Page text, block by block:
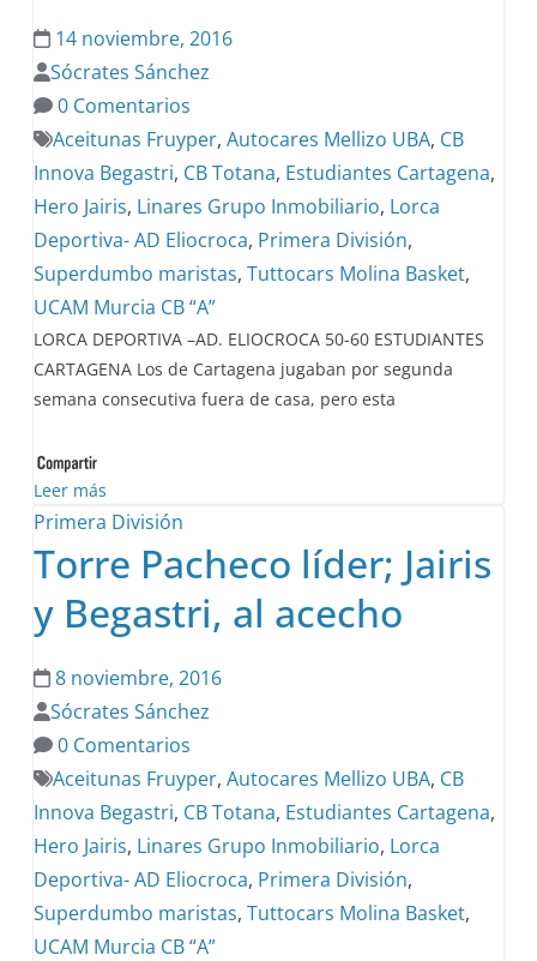
14 noviembre, 2016
Sócrates Sánchez
0 Comentarios
Aceitunas Fruyper,Autocares Mellizo UBA, CB
Innova Begastri, CB Totana, Estudiantes Cartagena,
Hero Jairis, Linares Grupo Inmobiliario, Lorca
Deportiva- AD Eliocroca, Primera División,
Superdumbo maristas,Tuttocars Molina Basket,
UCAM Murcia CB “A”
LORCA DEPORTIVA –AD. ELIOCROCA 50-60 ESTUDIANTES
CARTAGENA Los de Cartagena jugaban por segunda
semana consecutiva fuera de casa, pero esta
Leer más
Primera División
Torre Pacheco líder; Jairis
y Begastri, al acecho
8 noviembre, 2016
Sócrates Sánchez
0 Comentarios
Aceitunas Fruyper,Autocares Mellizo UBA, CB
Innova Begastri, CB Totana, Estudiantes Cartagena,
Hero Jairis, Linares Grupo Inmobiliario, Lorca
Deportiva- AD Eliocroca, Primera División,
Superdumbo maristas,Tuttocars Molina Basket,
UCAM Murcia CB “A”